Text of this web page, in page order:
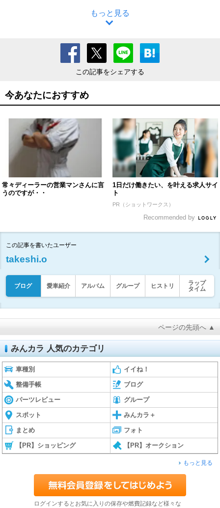
もっと見る
この記事をシェアする
今あなたにおすすめ
常々ディーラーの営業マンさんに言
うのですが・・
1日だけ働きたい、を叶える求人サイ
ト
PR（ショットワークス）
Recommended by
この記事を書いたユーザー
takeshi.o
ブログ 愛車紹介 アルバム グループ ヒストリ
ラップ
タイム
ページの先頭へ ▲
みんカラ 人気のカテゴリ
車種別 イイね！
整備手帳 ブログ
パーツレビュー グループ
スポット みんカラ＋
まとめ フォト
【PR】ショッピング 【PR】オークション
もっと見る
ログインするとお気に入りの保存や燃費記録など様々な